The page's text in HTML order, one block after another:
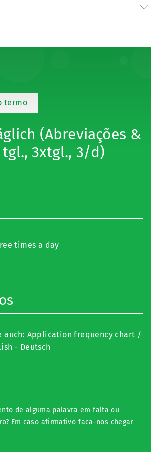
termo
(Abreviações &
tgl., 3xtgl., 3/d)
times a day
auch: Application frequency chart /
- Deutsch
de alguma palavra em falta ou
Em caso afirmativo faca-nos chegar